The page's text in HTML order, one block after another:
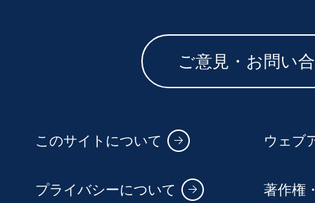
ご意見・お問い
このサイトについて ウェブ
プライバシーについて 著作権